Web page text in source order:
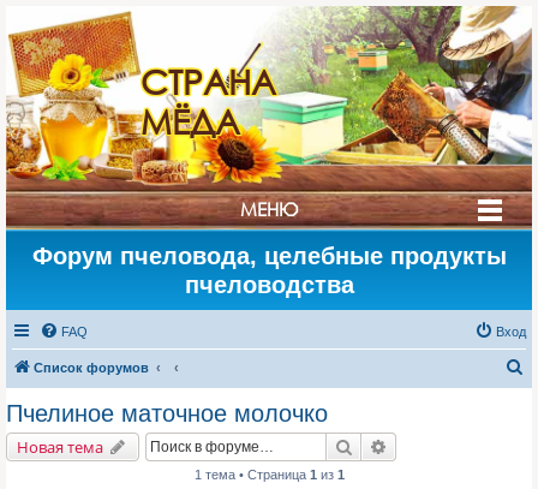
СТРАНА
МЁДА
МЕНЮ
Форум пчеловода, целебные продукты
пчеловодства
FAQ Вход
Список форумов
Пчелиное маточное молочко
Новая тема Поиск
1 тема • Страница 1 из 1